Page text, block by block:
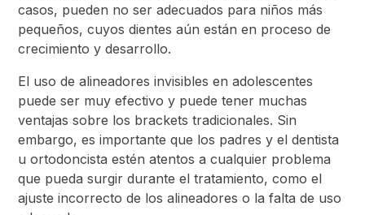
casos, pueden no ser adecuados para niños más
pequeños, cuyos dientes aún están en proceso de
crecimiento y desarrollo.
El uso de alineadores invisibles en adolescentes
puede ser muy efectivo y puede tener muchas
ventajas sobre los brackets tradicionales. Sin
embargo, es importante que los padres y el dentista
u ortodoncista estén atentos a cualquier problema
que pueda surgir durante el tratamiento, como el
ajuste incorrecto de los alineadores o la falta de uso